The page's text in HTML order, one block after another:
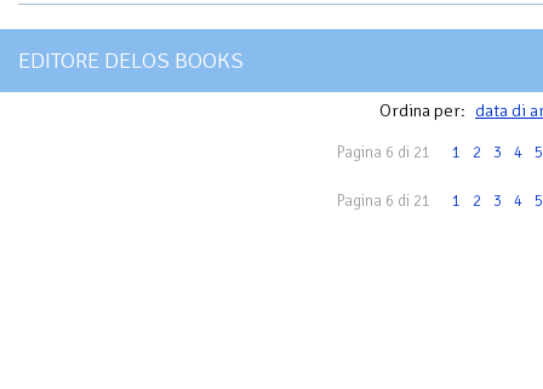
EDITORE DELOS BOOKS
Ordina per: data di
Pagina 6 di 21 1 2 3 4 5
Pagina 6 di 21 1 2 3 4 5